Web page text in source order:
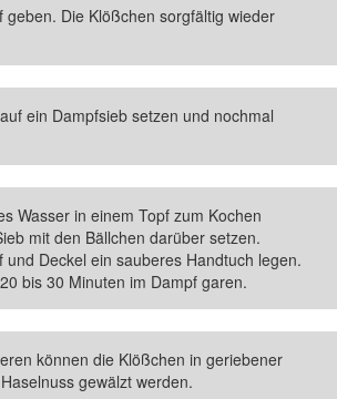
geben. Die Klößchen sorgfältig wieder
ein Dampfsieb setzen und nochmal
Wasser in einem Topf zum Kochen
mit den Bällchen darüber setzen.
und Deckel ein sauberes Handtuch legen.
bis 30 Minuten im Dampf garen.
können die Klößchen in geriebener
gewälzt werden.